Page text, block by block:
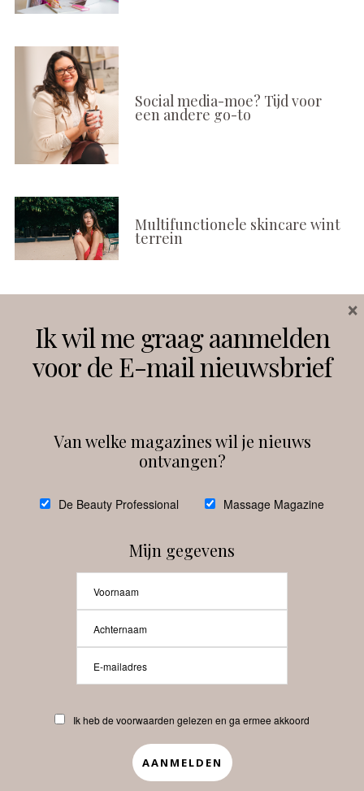
Social media-moe? Tijd voor
een andere go-to
Multifunctionele skincare wint
terrein
Instagram Facebook
debeautyprofessional
Beauty-Pro.nl
Abonneren Contact
APP
Ik wil me graag aanmelden
voor de E-mail nieuwsbrief
Van welke magazines wil je nieuws
ontvangen?
De Beauty Professional Massage Magazine
Mijn gegevens
Ik heb de voorwaarden gelezen en ga ermee akkoord
×